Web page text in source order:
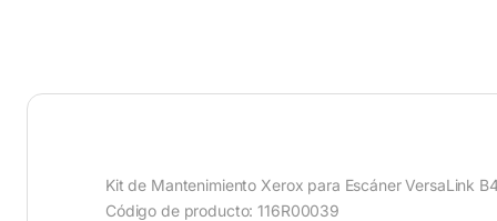
Kit de Mantenimiento Xerox para Escáner VersaLink
Código de producto: 116R00039